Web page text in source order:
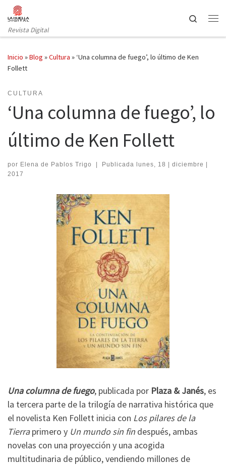
Saltar al contenido
Revista Digital
Search
Inicio »Blog »Cultura » ‘Una columna de fuego’, lo último de Ken
Follett
CULTURA
‘Una columna de fuego’, lo
último de Ken Follett
por Elena de Pablos Trigo | Publicada lunes, 18 | diciembre |
2017
Una columna de fuego, publicada por Plaza & Janés, es
la tercera parte de la trilogía de narrativa histórica que
el novelista Ken Follett inicia con Los pilares de la
Tierraprimero y Un mundo sin fin después, ambas
novelas con una proyección y una acogida
multitudinaria de público, vendiendo millones de